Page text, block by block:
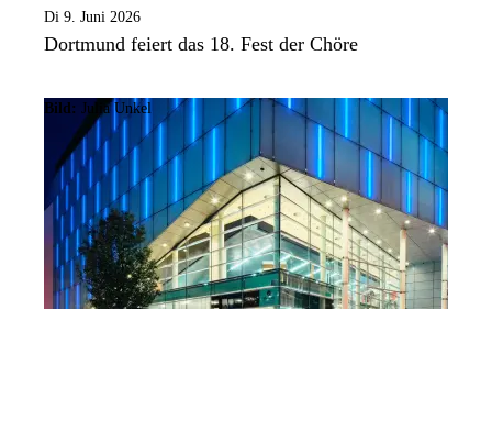
Di 9. Juni 2026
Dortmund feiert das 18. Fest der Chöre
Bild: Julia Unkel